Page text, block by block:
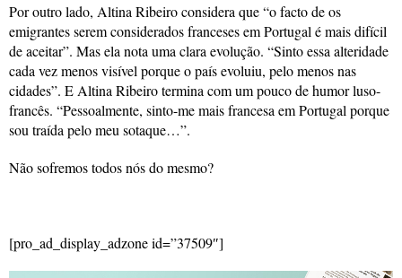
Por outro lado, Altina Ribeiro considera que “o facto de os
emigrantes serem considerados franceses em Portugal é mais difícil
de aceitar”. Mas ela nota uma clara evolução. “Sinto essa alteridade
cada vez menos visível porque o país evoluiu, pelo menos nas
cidades”. E Altina Ribeiro termina com um pouco de humor luso-
francês. “Pessoalmente, sinto-me mais francesa em Portugal porque
sou traída pelo meu sotaque…”.
Não sofremos todos nós do mesmo?
[pro_ad_display_adzone id=”37509″]